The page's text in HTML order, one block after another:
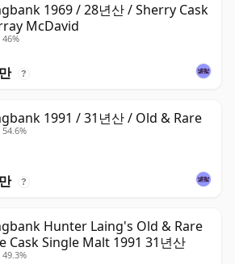
1969 / 28년산 / Sherry Cask
McDavid
46%
?
1991 / 31년산 / Old & Rare
54.6%
?
Hunter Laing's Old & Rare
Cask Single Malt 1991 31년산
49.3%